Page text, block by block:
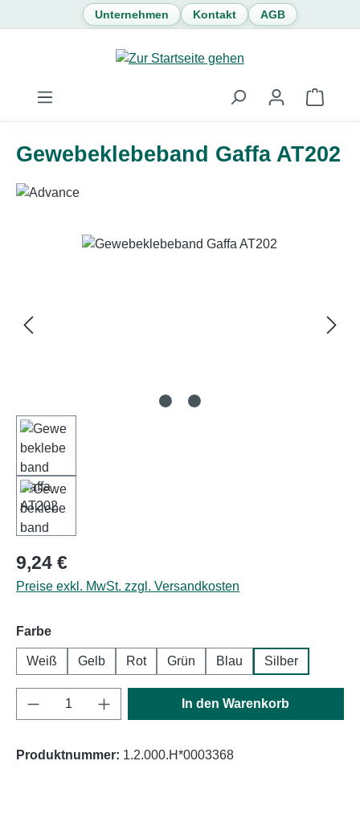
Zum Hauptinhalt springen
Unternehmen Kontakt AGB
Gewebeklebeband Gaffa AT202
Bildergalerie überspringen
Regulärer Preis:
9,24 €
Preise exkl. MwSt. zzgl. Versandkosten
Farbeauswählen
Weiß Gelb Rot Grün Blau Silber
Produkt Anzahl: Gib den gewünschten
In den Warenkorb
Produktnummer: 1.2.000.H*0003368